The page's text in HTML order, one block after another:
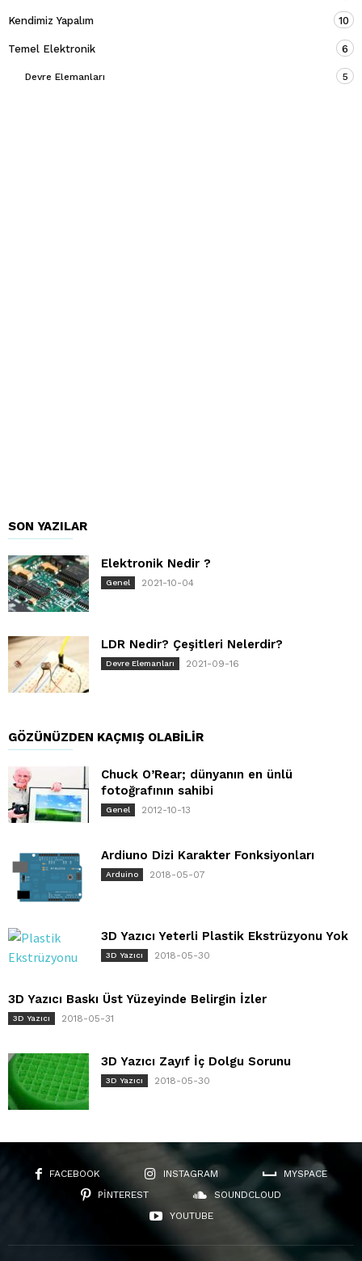
Kendimiz Yapalım 10
Temel Elektronik 6
Devre Elemanları 5
SON YAZILAR
Elektronik Nedir ?
Genel 2021-10-04
LDR Nedir? Çeşitleri Nelerdir?
Devre Elemanları 2021-09-16
GÖZÜNÜZDEN KAÇMIŞ OLABILIR
Chuck O’Rear; dünyanın en ünlü
fotoğrafının sahibi
Genel 2012-10-13
Ardiuno Dizi Karakter Fonksiyonları
Arduino 2018-05-07
3D Yazıcı Yeterli Plastik Ekstrüzyonu Yok
3D Yazıcı 2018-05-30
3D Yazıcı Baskı Üst Yüzeyinde Belirgin İzler
3D Yazıcı 2018-05-31
3D Yazıcı Zayıf İç Dolgu Sorunu
3D Yazıcı 2018-05-30
FACEBOOK INSTAGRAM
MYSPACE
PINTEREST
SOUNDCLOUD
YOUTUBE